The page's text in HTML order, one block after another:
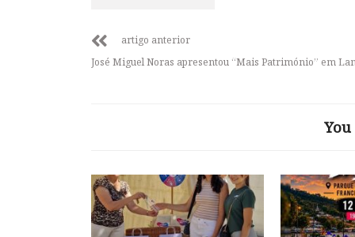
artigo anterior
José Miguel Noras apresentou “Mais Património” em